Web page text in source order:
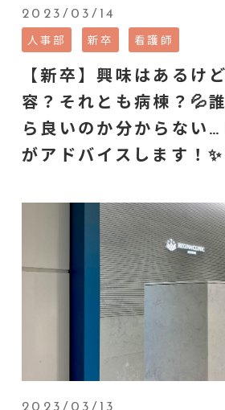
2023/03/14
人事部 新卒 看護師
【新卒】興味はあるけ
容？それとも病棟？💦
ら良いのか分からない
がアドバイスします！✨